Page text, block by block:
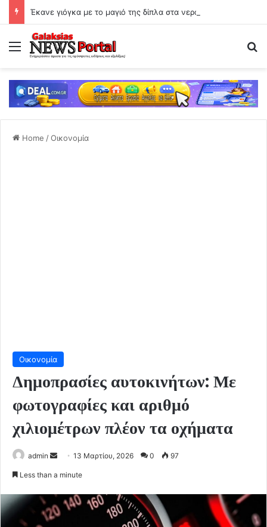
Menu
Home /Οικονομία
Οικονομία
Δημοπρασίες αυτοκινήτων: Με
φωτογραφίες και αριθμό
χιλιομέτρων πλέον τα οχήματα
admin
Send13 Μαρτίου, 2026 0 97
Less than a minute